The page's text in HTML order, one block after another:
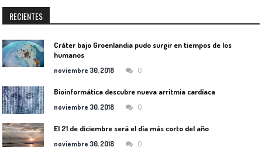
RECIENTES
Cráter bajo Groenlandia pudo surgir en tiempos de los
humanos
noviembre 30, 2018 0
Bioinformática descubre nueva arritmia cardíaca
noviembre 30, 2018 0
El 21 de diciembre será el día más corto del año
noviembre 30, 2018 0